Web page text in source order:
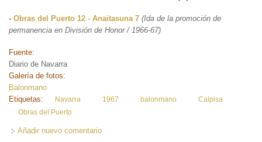
- Obras del Puerto 12 - Anaitasuna 7 (Ida de la promoción de
permanencia en División de Honor / 1966-67)
Fuente:
Diario de Navarra
Galería de fotos:
Balonmano
Etiquetas:
Navarra 1967 balonmano
Calpisa
Obras del Puerto
Añadir nuevo comentario